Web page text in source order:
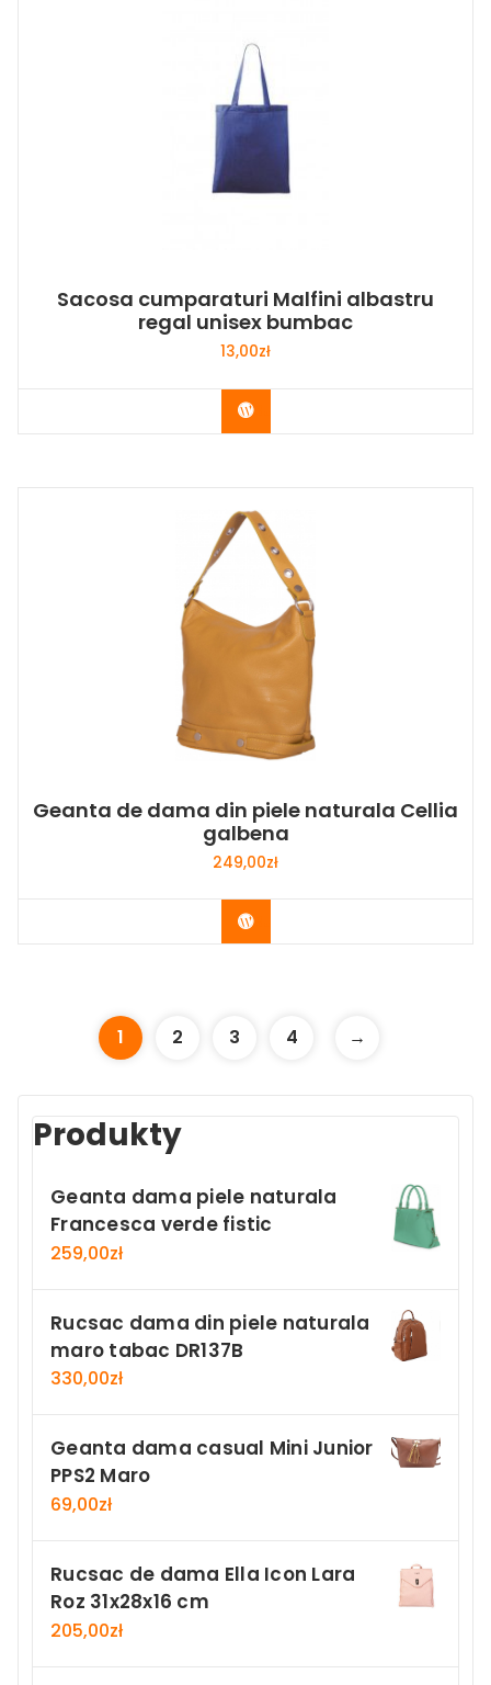
Sacosa cumparaturi Malfini albastru
regal unisex bumbac
13,00zł
Buy Now
Geanta de dama din piele naturala Cellia
galbena
249,00zł
Buy Now
1 2 3 4 →
Produkty
Geanta dama piele naturala
Francesca verde fistic
259,00zł
Rucsac dama din piele naturala
maro tabac DR137B
330,00zł
Geanta dama casual Mini Junior
PPS2 Maro
69,00zł
Rucsac de dama Ella Icon Lara
Roz 31x28x16 cm
205,00zł